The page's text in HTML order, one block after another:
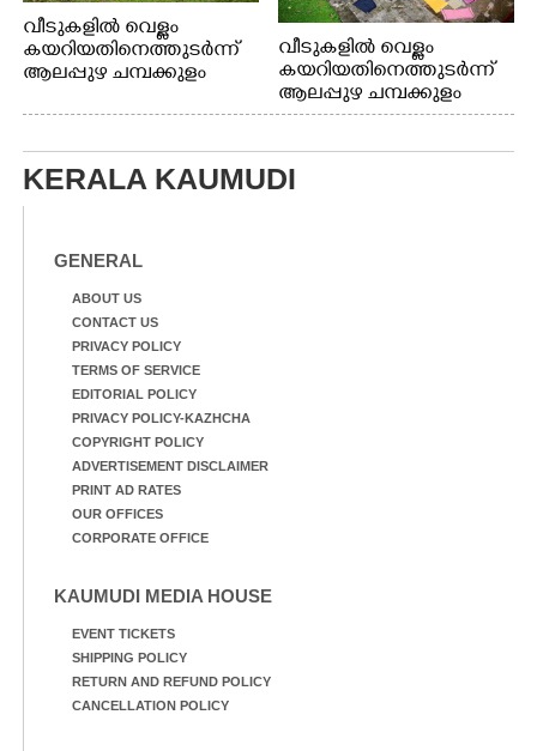
വീടുകളിൽ വെള്ളം
കയറിയതിനെത്തുടർന്ന്
ആലപ്പുഴ ചമ്പക്കുളം
പോരൂക്കര സെൻട്രൽ
ക്യാമ്പിലെത്തിയവർ
വസ്ത്രങ്ങൾ
ഉണക്കാനിട്ടിരിക്കുന്ന
ഫുട്ബോൾ കളികളിൽ
കുട്ടികൾ
വീടുകളിൽ വെള്ളം
കയറിയതിനെത്തുടർന്ന്
ആലപ്പുഴ ചമ്പക്കുളം
ഫാദർ തോമസ്
ക്യാമ്പിലെത്തിയവർ മഴ
KERALA KAUMUDI
GENERAL
ABOUT US
CONTACT US
PRIVACY POLICY
TERMS OF SERVICE
EDITORIAL POLICY
PRIVACY POLICY-KAZHCHA
COPYRIGHT POLICY
ADVERTISEMENT DISCLAIMER
PRINT AD RATES
OUR OFFICES
CORPORATE OFFICE
KAUMUDI MEDIA HOUSE
EVENT TICKETS
SHIPPING POLICY
RETURN AND REFUND POLICY
CANCELLATION POLICY